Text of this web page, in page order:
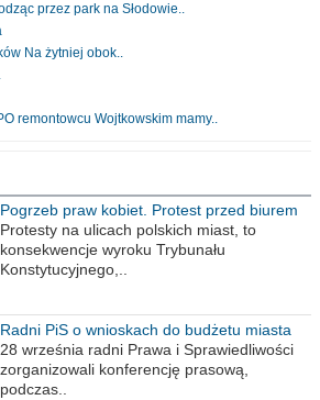
przez park na Słodowie..
Na żytniej obok..
remontowcu Wojtkowskim mamy..
Pogrzeb praw kobiet. Protest przed biurem
poselskim PiS
Protesty na ulicach polskich miast, to
konsekwencje wyroku Trybunału
Konstytucyjnego,..
Radni PiS o wnioskach do budżetu miasta
na 2021 rok
28 września radni Prawa i Sprawiedliwości
zorganizowali konferencję prasową,
podczas..